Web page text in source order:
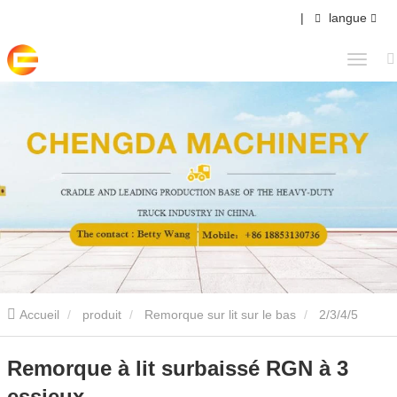
| langue
Accueil produit Remorque sur lit sur le bas 2/3/4/5
Essieux Semi-remorque sur lit bas
Remorque à lit surbaissé RGN à 3